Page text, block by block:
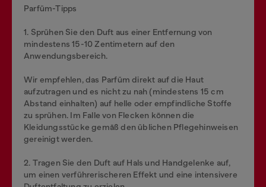
Parfüm-Tipps
1. Sprühen Sie den Duft aus einer Entfernung von
mindestens 15-10 Zentimetern auf den
Anwendungsbereich.
Wir empfehlen, das Parfüm direkt auf die Haut
aufzutragen und es nicht zu nah (mindestens 15 cm
Abstand einhalten) auf helle oder empfindliche Stoffe
zu sprühen. Im Falle von Flecken können die
Kleidungsstücke gemäß den üblichen Pflegehinweisen
gereinigt werden.
2. Tragen Sie den Duft auf Hals und Handgelenke auf,
um einen verführerischeren Effekt und eine intensivere